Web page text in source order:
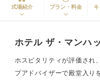
式場紹介 プラン・料金
ホテル ザ・マンハ
ホスピタリティが評価され
プアドバイザーで殿堂入り